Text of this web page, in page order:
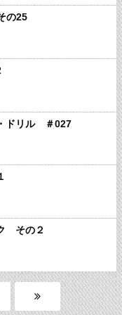
の25
ドリル ＃027
その２